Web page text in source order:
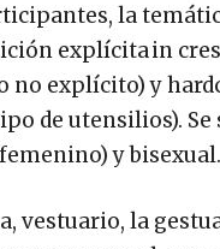
la
explícita in
no explícito) y
de utensilios).
y bisexual.
vestuario, la